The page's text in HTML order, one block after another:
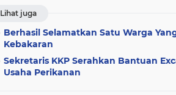
Lihat juga
Berhasil Selamatkan Satu Warga
Kebakaran
Sekretaris KKP Serahkan Bantuan
Usaha Perikanan